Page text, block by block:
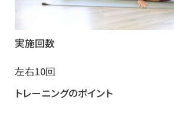
実施回数
左右10回
トレーニングのポイント